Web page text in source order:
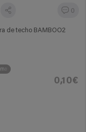
0
de techo BAMBOO2
0,10€